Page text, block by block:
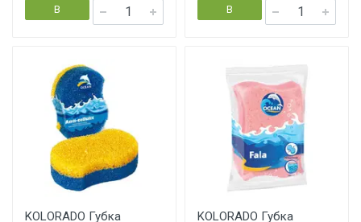
В
корзину
В
корзину
KOLORADO Губка KOLORADO Губка